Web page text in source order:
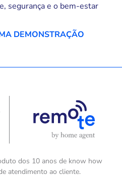
segurança e o bem-estar
DEMONSTRAÇÃO
dos 10 anos de know how
atendimento ao cliente.